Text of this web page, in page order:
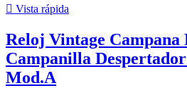
 Vista rápida
Reloj Vintage Campana
Campanilla
Mod.A